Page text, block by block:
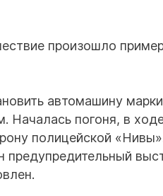
произошло
автомашину
Началась погоня, в
полицейской
предупредительный